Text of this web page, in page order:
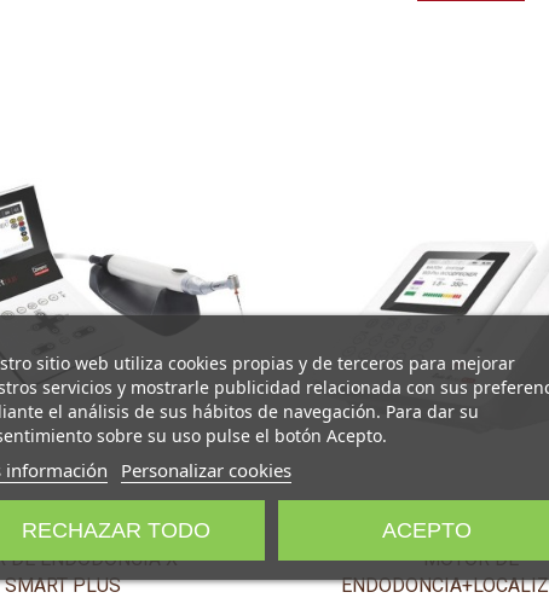
DE ENDODONCIA X-
SMART PLUS
MOTOR DE
sitio web utiliza cookies propias y de terceros para mejorar
servicios y mostrarle publicidad relacionada con sus
el análisis de sus hábitos de navegación. Para dar su
sobre su uso pulse el botón Acepto.
información Personalizar cookies
RECHAZAR TODO ACEPTO
dirigida exclusivamente a
del sector odontológico.
confirmar que usted es
PROFESIONAL